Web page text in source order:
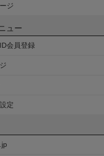
ジ
ュー
会員登録
定